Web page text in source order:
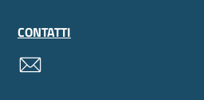
CONTATTI